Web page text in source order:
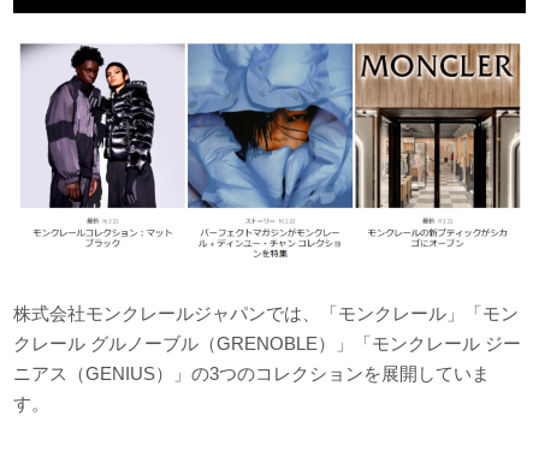
株式会社モンクレールジャパンでは、「モンクレール」「モン
クレール グルノーブル（GRENOBLE）」「モンクレール ジー
ニアス（GENIUS）」の3つのコレクションを展開していま
す。